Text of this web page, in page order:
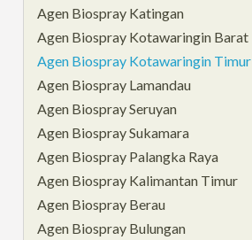
Agen Biospray Katingan
Agen Biospray Kotawaringin Barat
Agen Biospray Kotawaringin Timur
Agen Biospray Lamandau
Agen Biospray Seruyan
Agen Biospray Sukamara
Agen Biospray Palangka Raya
Agen Biospray Kalimantan Timur
Agen Biospray Berau
Agen Biospray Bulungan